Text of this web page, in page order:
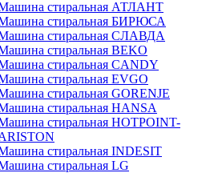
стиральная АТЛАНТ
стиральная БИРЮСА
стиральная СЛАВДА
стиральная BEKO
стиральная CANDY
стиральная EVGO
стиральная GORENJE
стиральная HANSA
стиральная HOTPOINT-
стиральная INDESIT
стиральная LG